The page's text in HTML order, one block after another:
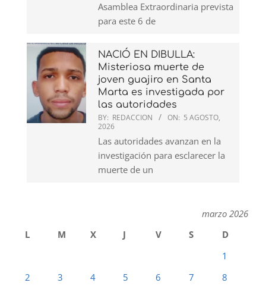
Asamblea Extraordinaria prevista
para este 6 de
NACIÓ EN DIBULLA:
Misteriosa muerte de
joven guajiro en Santa
Marta es investigada por
las autoridades
BY: REDACCION ON: 5 AGOSTO,
2026
Las autoridades avanzan en la
investigación para esclarecer la
muerte de un
marzo 2026
L
M X J V S
D
1
2
3 4 5 6 7
8